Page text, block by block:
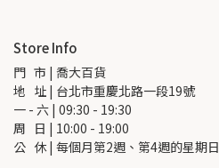
Store Info
門   市 | 喬大百貨
地   址 | 台北市重慶北路一段19號
一 - 六 | 09:30 - 19:30
周   日 | 10:00 - 19:00
公   休 | 每個月第2週、第4週的星期日